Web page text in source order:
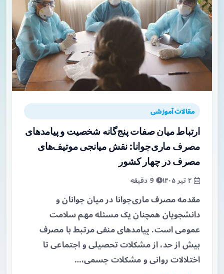
مقالات آموزشی
ارتباط میان صفات پنج‌گانه شخصیت و پیامدهای
مصرف ماری‌جوانا: نقش میانجی موتیف‌های
مصرف در چهار کشور
9 دقیقه
مقدمه مصرف ماری‌جوانا در میان جوانان و
دانشجویان همچنان یک مسئله مهم سلامت
عمومی است. پیامدهای منفی مرتبط با مصرف
بیش از حد، از مشکلات تحصیلی و اجتماعی تا
اختلالات روانی و مشکلات جسمی،…